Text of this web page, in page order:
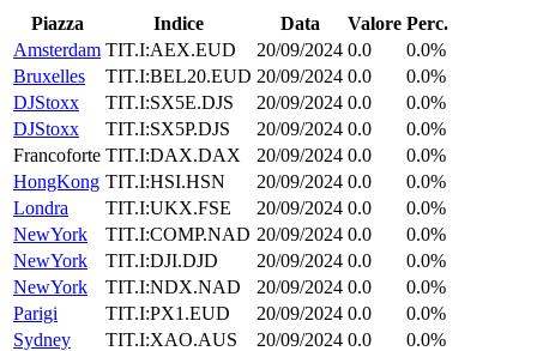
Piazza Indice Data Valore Perc.
Amsterdam TIT.I:AEX.EUD 20/09/2024 0.0
0.0%
Bruxelles
TIT.I:BEL20.EUD 20/09/2024 0.0
0.0%
DJStoxx
TIT.I:SX5E.DJS 20/09/2024 0.0
0.0%
DJStoxx
TIT.I:SX5P.DJS 20/09/2024 0.0
0.0%
Francoforte TIT.I:DAX.DAX 20/09/2024 0.0
0.0%
HongKong TIT.I:HSI.HSN 20/09/2024 0.0
0.0%
Londra
TIT.I:UKX.FSE 20/09/2024 0.0
0.0%
NewYork
TIT.I:COMP.NAD 20/09/2024 0.0
0.0%
NewYork
TIT.I:DJI.DJD 20/09/2024 0.0
0.0%
NewYork
TIT.I:NDX.NAD 20/09/2024 0.0
0.0%
Parigi
TIT.I:PX1.EUD 20/09/2024 0.0
0.0%
Sydney
TIT.I:XAO.AUS 20/09/2024 0.0
0.0%